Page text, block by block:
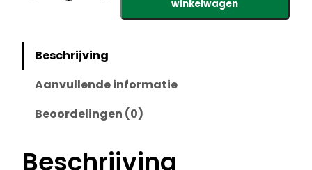
u
c
winkelwagen
Beschrijving
Aanvullende informatie
Beoordelingen (0)
Beschrijving